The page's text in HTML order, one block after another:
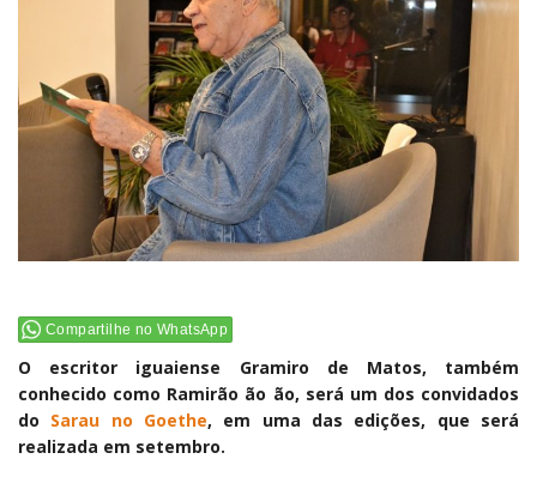
Compartilhe no WhatsApp
O escritor iguaiense Gramiro de Matos, também
conhecido como Ramirão ão ão, será um dos convidados
do Sarau no Goethe, em uma das edições, que será
realizada em setembro.